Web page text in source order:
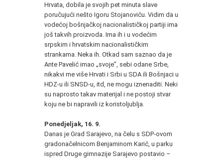
Hrvata, dobila je svojih pet minuta slave
poručujući nešto Igoru Stojanoviću. Vidim da u
vodećoj bošnjačkoj nacionalističkoj partiji ima
još takvih proizvoda. Ima ih i u vodećim
srpskim i hrvatskim nacionalističkim
strankama. Neka ih. Otkad sam saznao da je
Ante Pavelić imao „svoje”, sebi odane Srbe,
nikakvi me više Hrvati i Srbi u SDA ili Bošnjaci u
HDZ-u ili SNSD-u, itd, ne mogu iznenaditi. Neki
su naprosto takav materijal i ne postoji stvar
koju ne bi napravili iz koristoljublja.
Ponedjeljak, 16. 9.
Danas je Grad Sarajevo, na čelu s SDP-ovom
gradonačelnicom Benjaminom Karić, u parku
ispred Druge gimnazije Sarajevo postavio –